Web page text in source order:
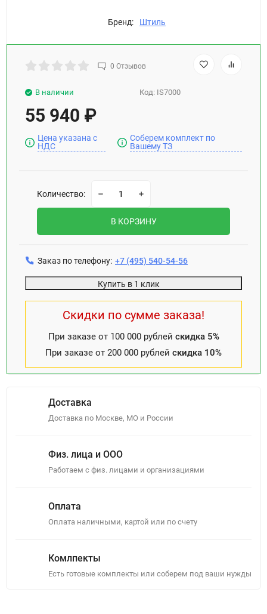
Бренд: Штиль
0 Отзывов
Код: IS7000
В наличии
55 940 ₽
Цена указана с
НДС
Соберем комплект по
Вашему ТЗ
Количество:
В КОРЗИНУ
Заказ по телефону: +7 (495) 540-54-56
Купить в 1 клик
Скидки по сумме заказа!
При заказе от 100 000 рублей скидка 5%
При заказе от 200 000 рублей скидка 10%
Доставка
Доставка по Москве, МО и России
Физ. лица и ООО
Работаем с физ. лицами и организациями
Оплата
Оплата наличными, картой или по счету
Комлпекты
Есть готовые комплекты или соберем под ваши нужды